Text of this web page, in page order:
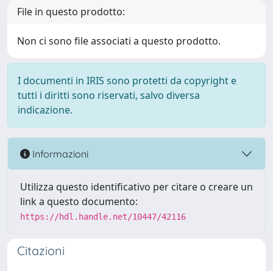
File in questo prodotto:
Non ci sono file associati a questo prodotto.
I documenti in IRIS sono protetti da copyright e
tutti i diritti sono riservati, salvo diversa
indicazione.
Informazioni
Utilizza questo identificativo per citare o creare un
link a questo documento:
https://hdl.handle.net/10447/42116
Citazioni